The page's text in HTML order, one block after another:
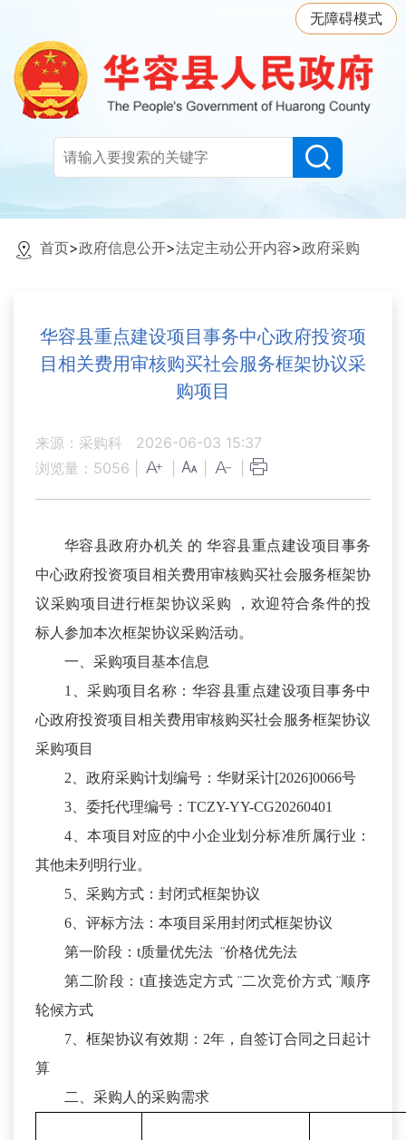
无障碍模式
首页>政府信息公开>法定主动公开内容>政府采购
华容县重点建设项目事务中心政府投资项
目相关费用审核购买社会服务框架协议采
购项目
来源：采购科
2026-06-03 15:37
浏览量： 5056
华容县政府办机关 的 华容县重点建设项目事务
中心政府投资项目相关费用审核购买社会服务框架协
议采购项目进行框架协议采购 ，欢迎符合条件的投
标人参加本次框架协议采购活动。
一、采购项目基本信息
1、采购项目名称：华容县重点建设项目事务中
心政府投资项目相关费用审核购买社会服务框架协议
采购项目
2、政府采购计划编号：华财采计[2026]0066号
3、委托代理编号：TCZY-YY-CG20260401
4、本项目对应的中小企业划分标准所属行业：
其他未列明行业。
5、采购方式：封闭式框架协议
6、评标方法：本项目采用封闭式框架协议
第一阶段：t质量优先法 ¨价格优先法
第二阶段：t直接选定方式 ¨二次竞价方式 ¨顺序
轮候方式
7、框架协议有效期：2年，自签订合同之日起计
算
二、采购人的采购需求